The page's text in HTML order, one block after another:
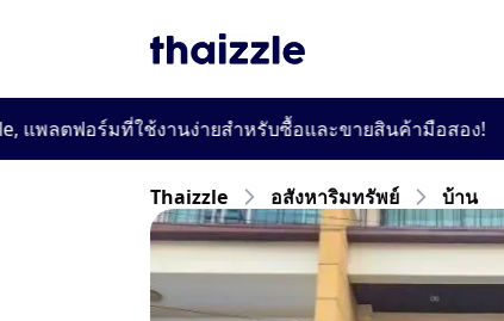
ตฟอร์มที่ใช้งานง่ายสำหรับซื้อและขายสินค้ามือสอง! 🛍️
Thaizzle อสังหาริมทรัพย์ บ้าน